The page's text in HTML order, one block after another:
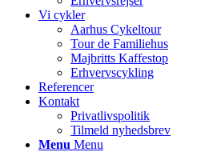
Vi cykler
Aarhus Cykeltour
Tour de Familiehus
Majbritts Kaffestop
Erhvervscykling
Referencer
Kontakt
Privatlivspolitik
Tilmeld nyhedsbrev
Menu Menu